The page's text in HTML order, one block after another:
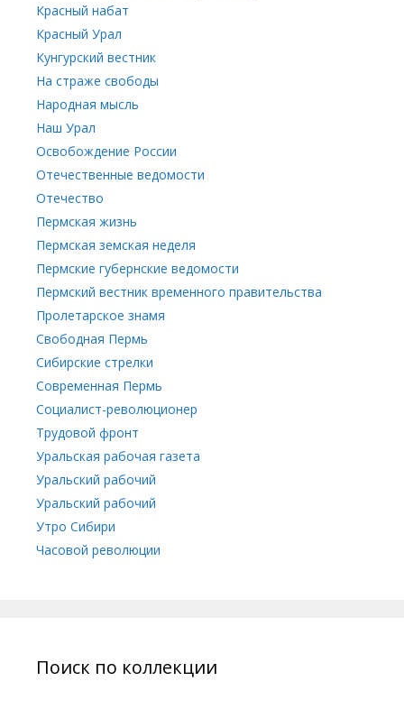
Красный набат
Красный Урал
Кунгурский вестник
На страже свободы
Народная мысль
Наш Урал
Освобождение России
Отечественные ведомости
Отечество
Пермская жизнь
Пермская земская неделя
Пермские губернские ведомости
Пермский вестник временного правительства
Пролетарское знамя
Свободная Пермь
Сибирские стрелки
Современная Пермь
Социалист-революционер
Трудовой фронт
Уральская рабочая газета
Уральский рабочий
Уральский рабочий
Утро Сибири
Часовой революции
Поиск по коллекции